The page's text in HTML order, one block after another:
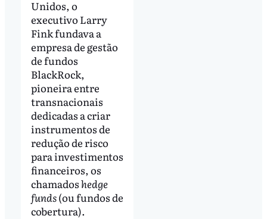
Unidos, o
executivo Larry
Fink fundava a
empresa de gestão
de fundos
BlackRock,
pioneira entre
transnacionais
dedicadas a criar
instrumentos de
redução de risco
para investimentos
financeiros, os
chamadoshedge
funds(ou fundos de
cobertura).